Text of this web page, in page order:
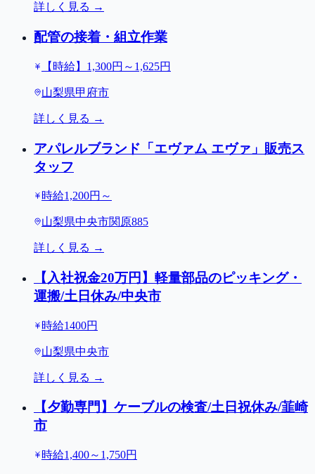
詳しく見る →
配管の接着・組立作業
【時給】1,300円～1,625円
山梨県甲府市
詳しく見る →
アパレルブランド「エヴァム エヴァ」販売ス
タッフ
時給1,200円～
山梨県中央市関原885
詳しく見る →
【入社祝金20万円】軽量部品のピッキング・
運搬/土日休み/中央市
時給1400円
山梨県中央市
詳しく見る →
【夕勤専門】ケーブルの検査/土日祝休み/韮崎
市
時給1,400～1,750円